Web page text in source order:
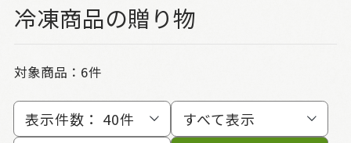
冷凍商品の贈り物
対象商品： 6件
表示件数： 40件
すべて表示